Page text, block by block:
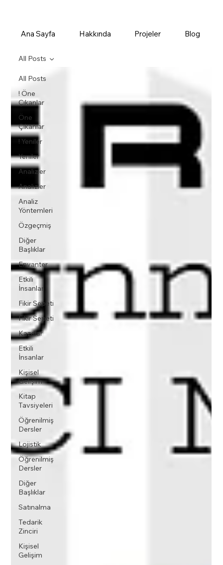
Ana Sayfa Hakkında Projeler Blog
All Posts
! Öne
Çıkanlar
Öne
Çıkanlar
! Yeniler
Yeniler
Analizler
Analizler
Analiz
Yöntemleri
Özgeçmiş
Diğer
Başlıklar
Envanter
Etkili
İnsanlar
Fikir Sepeti
Fikir Sepeti
Kazalar
Etkili
İnsanlar
Kişisel
Gelişim
Kitap
Tavsiyeleri
Öğrenilmiş
Dersler
Lojistik
Öğrenilmiş
Dersler
Diğer
Başlıklar
Satınalma
Tedarik
Zinciri
Kişisel
Gelişim
All Posts